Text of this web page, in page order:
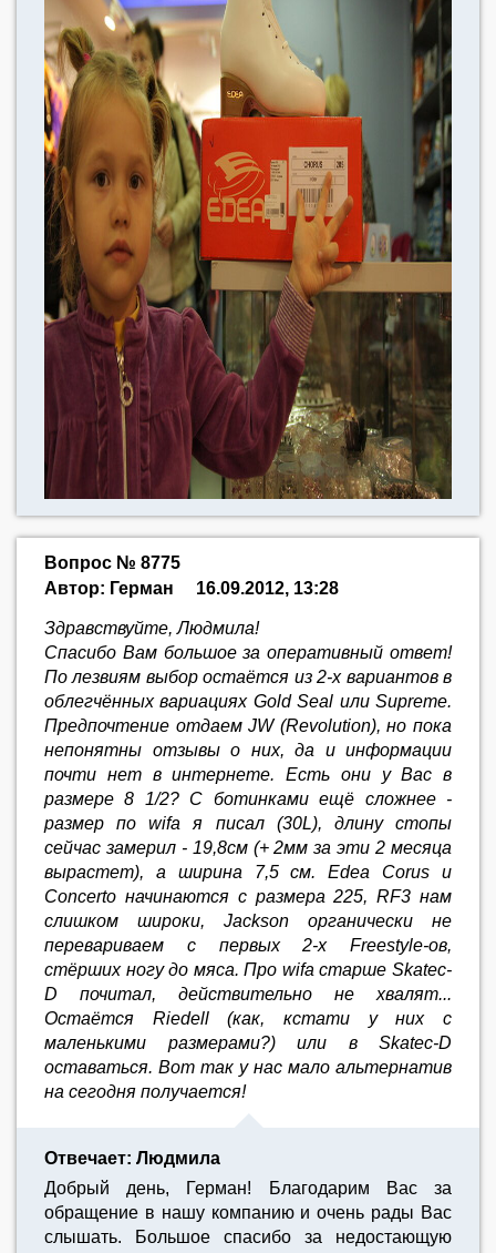
Вопрос № 8775
Автор: Герман
16.09.2012, 13:28
Здравствуйте, Людмила!
Спасибо Вам большое за оперативный ответ!
По лезвиям выбор остаётся из 2-х вариантов в
облегчённых вариациях Gold Seal или Supreme.
Предпочтение отдаем JW (Revolution), но пока
непонятны отзывы о них, да и информации
почти нет в интернете. Есть они у Вас в
размере 8 1/2? С ботинками ещё сложнее -
размер по wifa я писал (30L), длину стопы
сейчас замерил - 19,8см (+ 2мм за эти 2 месяца
вырастет), а ширина 7,5 см. Edea Corus и
Concerto начинаются с размера 225, RF3 нам
слишком широки, Jackson органически не
перевариваем с первых 2-х Freestyle-ов,
стёрших ногу до мяса. Про wifa старше Skatec-
D почитал, действительно не хвалят...
Остаётся Riedell (как, кстати у них с
маленькими размерами?) или в Skatec-D
оставаться. Вот так у нас мало альтернатив
на сегодня получается!
Отвечает: Людмила
Добрый день, Герман! Благодарим Вас за
обращение в нашу компанию и очень рады Вас
слышать. Большое спасибо за недостающую